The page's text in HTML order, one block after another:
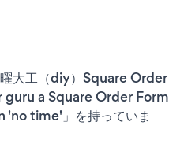
大工（diy）Square Order
a Square Order Form
'no time'」を持っていま